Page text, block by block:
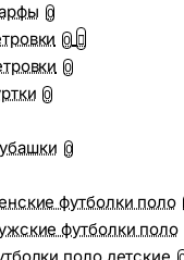
0
0
0
0
0
футболки поло
футболки поло